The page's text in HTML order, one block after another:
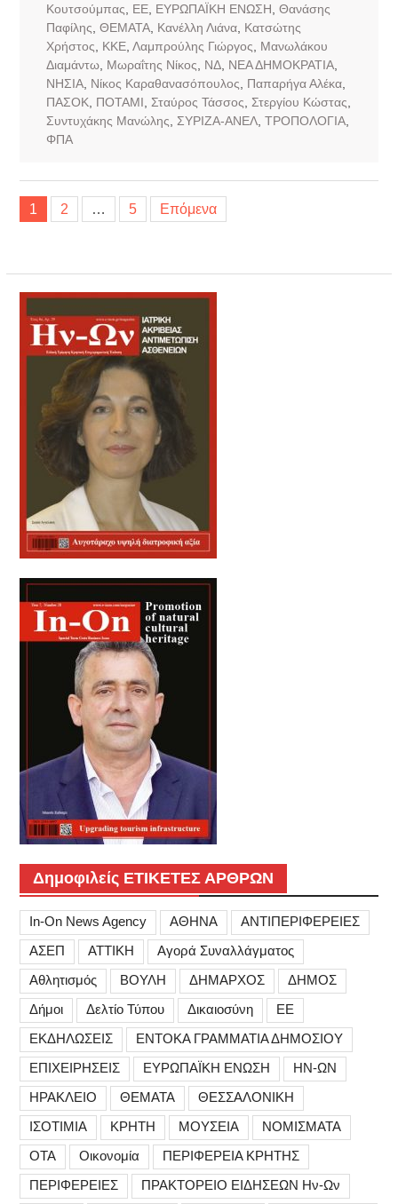
Κουτσούμπας
ΕΕ, ΕΥΡΩΠΑΪΚΗ ΕΝΩΣΗ Θανάσης
Παφίλης ΘΕΜΑΤΑ, Κανέλλη Λιάνα, Κατσώτης
Χρήστος
ΚΚΕ, Λαμπρούλης Γιώργος
Μανωλάκου
Διαμάντω, Μωραΐτης Νίκος ΝΔ, ΝΕΑ ΔΗΜΟΚΡΑΤΙΑ,
ΝΗΣΙΑ, Νίκος Καραθανασόπουλος Παπαρήγα Αλέκα,
ΠΑΣΟΚ, ΠΟΤΑΜΙ Σταύρος Τάσσος Στεργίου Κώστας
Συντυχάκης Μανώλης
ΣΥΡΙΖΑ-ΑΝΕΛ, ΤΡΟΠΟΛΟΓΙΑ,
ΦΠΑ
Σελιδοποίηση
άρθρων
1 2 … 5 Επόμενα
Δημοφιλείς ΕΤΙΚΕΤΕΣ ΑΡΘΡΩΝ
In-On News Agency ΑΘΗΝΑ
ΑΝΤΙΠΕΡΙΦΕΡΕΙΕΣ
ΑΣΕΠ
ΑΤΤΙΚΗ
Αγορά Συναλλάγματος
Αθλητισμός
ΒΟΥΛΗ ΔΗΜΑΡΧΟΣ
ΔΗΜΟΣ
Δήμοι
Δελτίο Τύπου Δικαιοσύνη
ΕΕ
ΕΚΔΗΛΩΣΕΙΣ
ΕΝΤΟΚΑ ΓΡΑΜΜΑΤΙΑ ΔΗΜΟΣΙΟΥ
ΕΠΙΧΕΙΡΗΣΕΙΣ
ΕΥΡΩΠΑΪΚΗ ΕΝΩΣΗ
ΗΝ-ΩΝ
ΗΡΑΚΛΕΙΟ
ΘΕΜΑΤΑ
ΘΕΣΣΑΛΟΝΙΚΗ
ΙΣΟΤΙΜΙΑ
ΚΡΗΤΗ ΜΟΥΣΕΙΑ
ΝΟΜΙΣΜΑΤΑ
ΟΤΑ
Οικονομία
ΠΕΡΙΦΕΡΕΙΑ ΚΡΗΤΗΣ
ΠΕΡΙΦΕΡΕΙΕΣ
ΠΡΑΚΤΟΡΕΙΟ ΕΙΔΗΣΕΩΝ Ην-Ων